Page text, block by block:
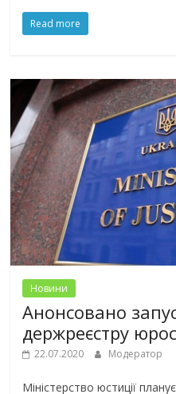
Read more
Новини
Анонсовано
держреєстру
22.07.2020 Модератор
Міністерство юстиції